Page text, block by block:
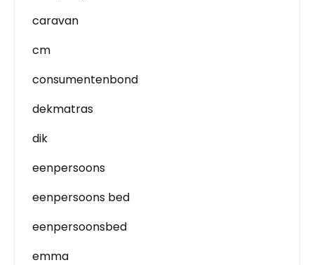
caravan
cm
consumentenbond
dekmatras
dik
eenpersoons
eenpersoons bed
eenpersoonsbed
emma